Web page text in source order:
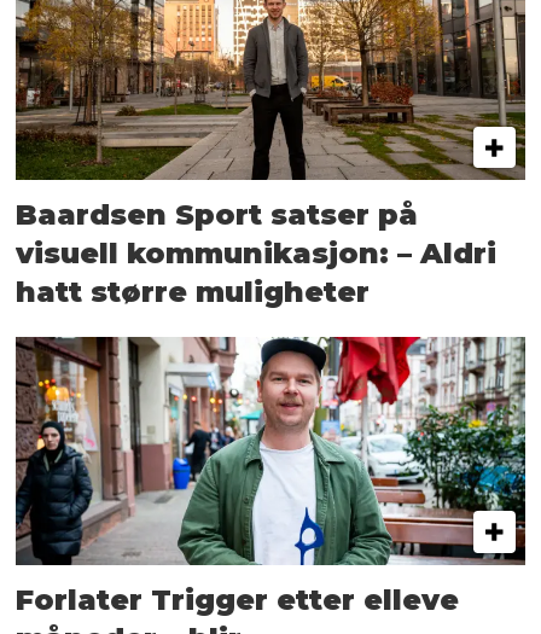
Baardsen Sport satser på
visuell kommunikasjon: – Aldri
hatt større muligheter
Forlater Trigger etter elleve